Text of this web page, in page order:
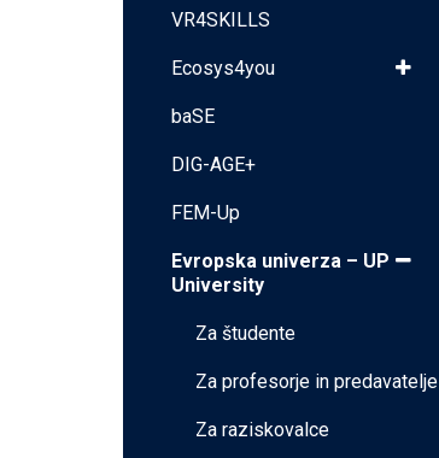
VR4SKILLS
Ecosys4you
baSE
DIG-AGE+
FEM-Up
Evropska univerza – UP
University
Za študente
Za profesorje in predavatelje
Za raziskovalce